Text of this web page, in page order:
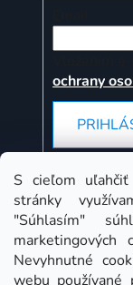
S cieľom uľahčiť
stránky
"Súhlasím"
Nevyhnutné
webu používané
ochrany